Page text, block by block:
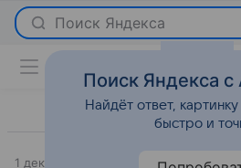
Поиск Яндекса
1 декабря 2014 Новости
Поиск Яндекса с
Найдёт ответ,
быстро и